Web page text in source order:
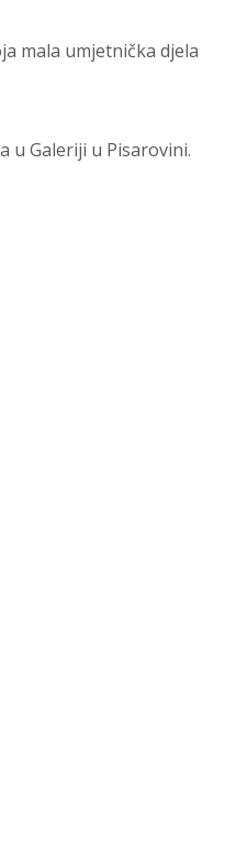
mala umjetnička djela
u Galeriji u Pisarovini.